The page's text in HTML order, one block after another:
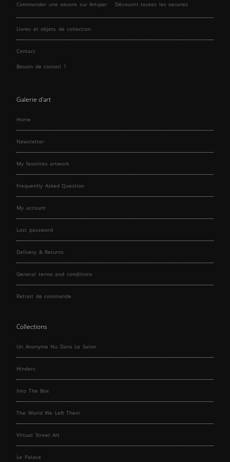
Commander une oeuvre sur Artsper
Découvrir toutes les oeuvres
Livres et objets de collection
Contact
Besoin de conseil ?
Galerie d’art
Home
Newsletter
My favorites artwork
Frequently Asked Question
My account
Lost password
Delivery & Returns
General terms and conditions
Retrait de commande
Collections
Un Anonyme Nu Dans Le Salon
Hinders
Into The Box
The World We Left Them
Virtual Street Art
Le Palace